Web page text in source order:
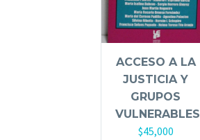
ACCESO A LA
JUSTICIA Y
GRUPOS
VULNERABLES
$45,000